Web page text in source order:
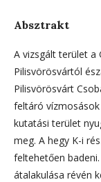
Absztrakt
A vizsgált terület a
Pilisvörösvártól
Pilisvörösvárt
feltáró
kutatási terület
meg. A hegy K-i
feltehetően
átalakulása révén